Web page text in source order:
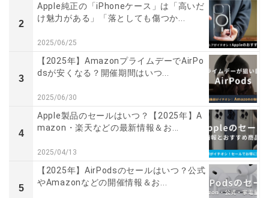
2
Apple純正の「iPhoneケース」は「高いだ
け魅力がある」「落としても傷つか...
2025/06/25
3
【2025年】AmazonプライムデーでAirPo
dsが安くなる？開催期間はいつ...
2025/06/30
4
Apple製品のセールはいつ？【2025年】A
mazon・楽天などの最新情報＆お...
2025/04/13
5
【2025年】AirPodsのセールはいつ？公式
やAmazonなどの開催情報＆お...